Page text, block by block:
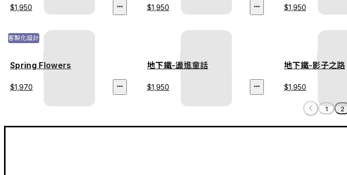
$1,950 $1,950 $1,950
客製化設計
Spring Flowers
$1,970
地下鐵-盪進童話
$1,950
地下鐵-影子之路
$1,950
1 2